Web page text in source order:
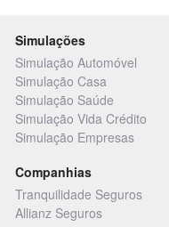
Simulações
Simulação Automóvel
Simulação Casa
Simulação Saúde
Simulação Vida Crédito
Simulação Empresas
Companhias
Tranquilidade Seguros
Allianz Seguros